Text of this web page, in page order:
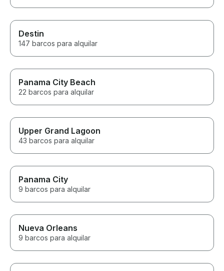
Destin
147 barcos para alquilar
Panama City Beach
22 barcos para alquilar
Upper Grand Lagoon
43 barcos para alquilar
Panama City
9 barcos para alquilar
Nueva Orleans
9 barcos para alquilar